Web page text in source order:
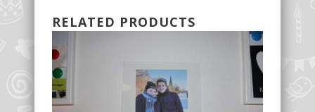
RELATED PRODUCTS